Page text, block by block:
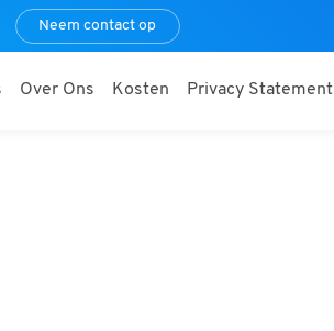
Neem contact op
Over Ons Kosten Privacy Statement